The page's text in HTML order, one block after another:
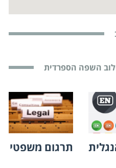
השפה הספרדית
תרגום משפטי